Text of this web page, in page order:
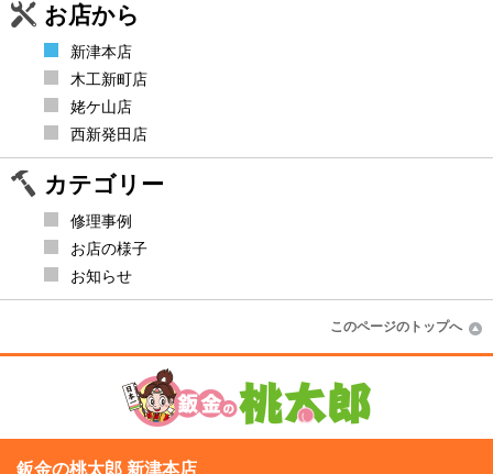
お店から
新津本店
木工新町店
姥ケ山店
西新発田店
カテゴリー
修理事例
お店の様子
お知らせ
このページのトップへ
鈑金の桃太郎 新津本店